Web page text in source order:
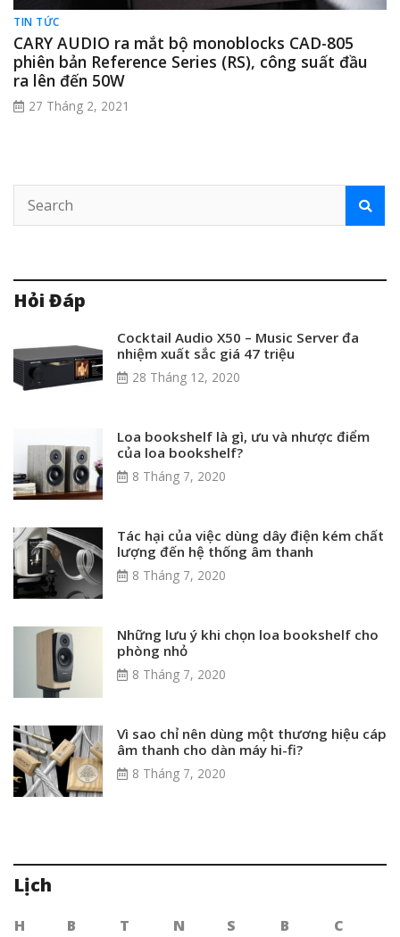
TIN TỨC
CARY AUDIO ra mắt bộ monoblocks CAD-805
phiên bản Reference Series (RS), công suất đầu
ra lên đến 50W
27 Tháng 2, 2021
Hỏi Đáp
Cocktail Audio X50 – Music Server đa
nhiệm xuất sắc giá 47 triệu
28 Tháng 12, 2020
Loa bookshelf là gì, ưu và nhược điểm
của loa bookshelf?
8 Tháng 7, 2020
Tác hại của việc dùng dây điện kém chất
lượng đến hệ thống âm thanh
8 Tháng 7, 2020
Những lưu ý khi chọn loa bookshelf cho
phòng nhỏ
8 Tháng 7, 2020
Vì sao chỉ nên dùng một thương hiệu cáp
âm thanh cho dàn máy hi-fi?
8 Tháng 7, 2020
Lịch
H B T N S B
C